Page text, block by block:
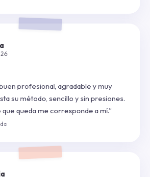
profesional, agradable y muy
su método, sencillo y sin presiones.
queda me corresponde a mí.”